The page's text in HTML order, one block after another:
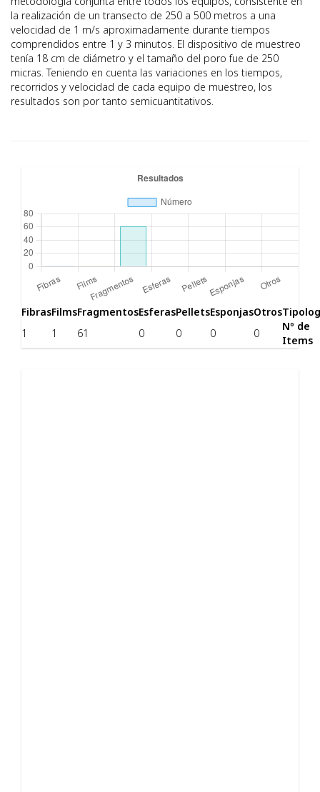
la realización de un transecto de 250 a 500 metros a una
velocidad de 1 m/s aproximadamente durante tiempos
comprendidos entre 1 y 3 minutos. El dispositivo de muestreo
tenía 18 cm de diámetro y el tamaño del poro fue de 250
micras. Teniendo en cuenta las variaciones en los tiempos,
recorridos y velocidad de cada equipo de muestreo, los
resultados son por tanto semicuantitativos.
FibrasFilmsFragmentosEsferasPelletsEsponjasOtros
1
1 61 0 0 0 0
Nº de
Items